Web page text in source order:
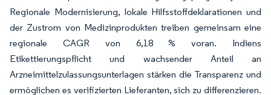
Regionale Modernisierung, lokale Hilfsstoffdeklarationen und
der Zustrom von Medizinprodukten treiben gemeinsam eine
regionale CAGR von 6,18 % voran. Indiens
Etikettierungspflicht und wachsender Anteil an
Arzneimittelzulassungsunterlagen stärken die Transparenz und
ermöglichen es verifizierten Lieferanten, sich zu differenzieren.